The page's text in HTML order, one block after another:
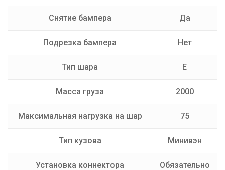
Снятие бампера Да
Подрезка бампера Нет
Тип шара E
Масса груза 2000
Максимальная нагрузка на шар 75
Тип кузова Минивэн
Установка коннектора Обязательно